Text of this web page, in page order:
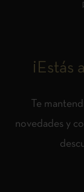
¡Estás
Te
novedades y